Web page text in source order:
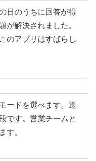
日のうちに回答が得
が解決されました。
のアプリはすばらし
ードを選べます。送
です。営業チームと
す。